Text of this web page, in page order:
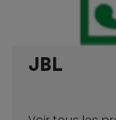
JBL